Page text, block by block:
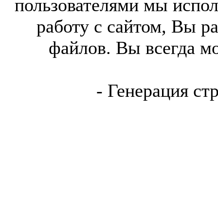
пользователями мы
работу с сайтом, Вы
файлов. Вы всегда
- Генерация